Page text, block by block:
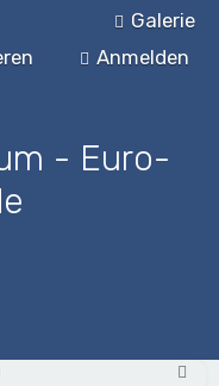
Galerie
Anmelden
- Euro-